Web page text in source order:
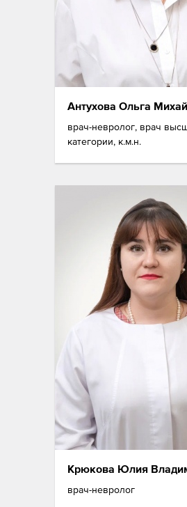
Антухова Ольга
врач-невролог, врач
категории, к.м.н.
Крюкова Юлия
врач-невролог